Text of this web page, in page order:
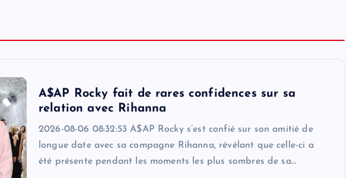
A$AP Rocky fait de rares confidences sur sa
relation avec Rihanna
2026-08-06 08:32:53 A$AP Rocky s’est confié sur son amitié de
longue date avec sa compagne Rihanna, révélant que celle-ci a
été présente pendant les moments les plus sombres de sa…